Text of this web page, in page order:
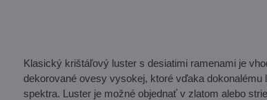
Klasický krištáľový luster s desiatimi ramenami je
dekorované ovesy vysokej, ktoré vďaka
spektra. Luster je možné objednať v zlatom alebo